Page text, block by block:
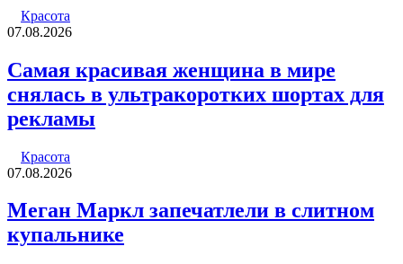
Красота
07.08.2026
Самая красивая женщина в мире
снялась в ультракоротких шортах для
рекламы
Красота
07.08.2026
Меган Маркл запечатлели в слитном
купальнике